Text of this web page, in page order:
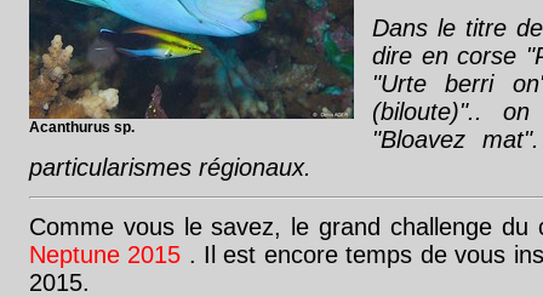
Acanthurus sp.
Dans le titre
dire en corse
"Urte berri
(biloute)"..
"Bloavez
particularismes régionaux.
Comme vous le savez, le grand challenge
Neptune 2015 . Il est encore temps de vous
2015.